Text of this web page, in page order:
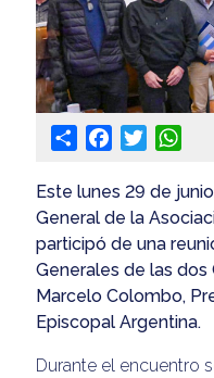
Share Facebook
Twitter
Este lunes 29 de
General de la
participó de una
Generales de las dos
Marcelo Colombo,
Episcopal Argentina.
Durante el encuentro